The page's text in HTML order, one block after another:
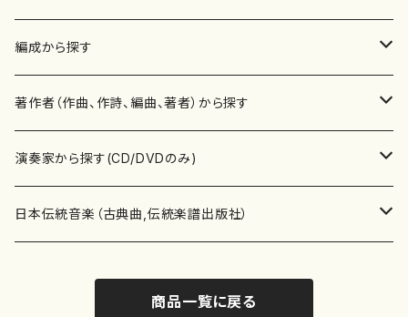
楽譜
書籍
書籍
テキストブック
CD・DVD
チケット
編成から探す
邦楽器
箏・琴（ソロ）
箏・琴（合奏）
合唱
混声合唱
歌・声
著作者（作曲、作詩、編曲、著者）から探す
あ行
青木省三(アオキ ショウゾウ)
か行
演奏家から探す(CD/DVDのみ)
邦楽（箏、三味線、尺八等）演奏家
日本伝統音楽（古典曲,伝統楽譜出版社）
商品一覧に戻る